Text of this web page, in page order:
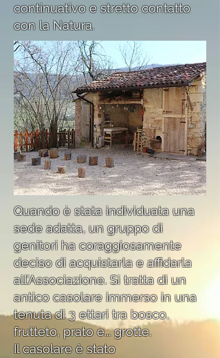
continuativo e stretto contatto
con la Natura.
Quando è stata individuata una
sede adatta, un gruppo di
genitori ha coraggiosamente
deciso di acquistarla e affidarla
all’Associazione. Si tratta di un
antico casolare immerso in una
tenuta di 3 ettari tra bosco,
frutteto, prato e... grotte.
Il casolare è stato